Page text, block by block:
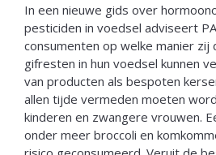
In een nieuwe gids over
pesticiden in voedsel adviseert
consumenten op welke manier zij
gifresten in hun voedsel kunnen
van producten als bespoten
allen tijde vermeden moeten
kinderen en zwangere vrouwen.
onder meer broccoli en